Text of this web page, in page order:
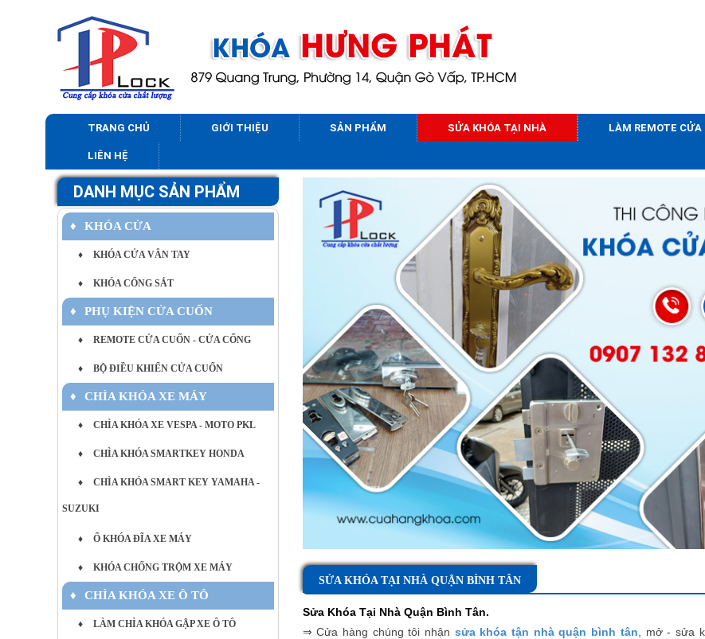
TRANG CHỦ GIỚI THIỆU SẢN PHẨM SỬA KHÓA TẠI NHÀ LÀM REMOTE CỬA
LIÊN HỆ
DANH MỤC SẢN PHẨM
♦ KHÓA CỬA
♦ KHÓA CỬA VÂN TAY
♦ KHÓA CỔNG SẮT
♦ PHỤ KIỆN CỬA CUỐN
♦ REMOTE CỬA CUỐN - CỬA CỔNG
♦ BỘ ĐIỀU KHIỂN CỬA CUỐN
♦ CHÌA KHÓA XE MÁY
♦ CHÌA KHÓA XE VESPA - MOTO PKL
♦ CHÌA KHÓA SMARTKEY HONDA
♦ CHÌA KHÓA SMART KEY YAMAHA -
SUZUKI
♦ Ổ KHÓA ĐĨA XE MÁY
♦ KHÓA CHỐNG TRỘM XE MÁY
♦ CHÌA KHÓA XE Ô TÔ
♦ LÀM CHÌA KHÓA GẬP XE Ô TÔ
SỬA KHÓA TẠI NHÀ QUẬN BÌNH TÂN
Sửa Khóa Tại Nhà Quận Bình Tân.
⇒ Cửa hàng chúng tôi nhận sửa khóa tận nhà quận bình tân , mở - sửa